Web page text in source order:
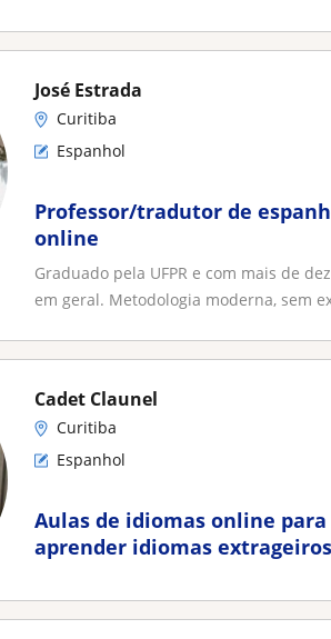
José Estrada
Curitiba
Espanhol
Professor/tradutor de
online
Graduado pela UFPR e com mais de
em geral. Metodologia moderna, sem
Cadet Claunel
Curitiba
Espanhol
Aulas de idiomas online para
aprender idiomas extrageiros